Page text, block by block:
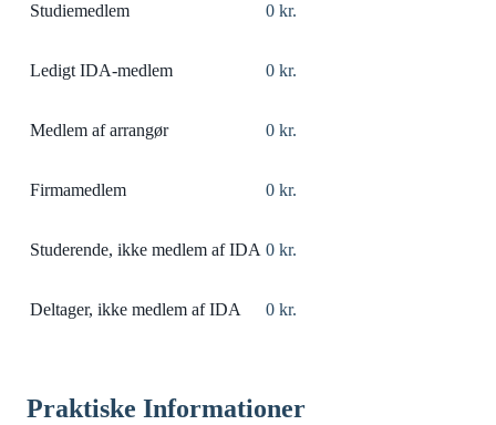
Studiemedlem 0 kr.
Ledigt IDA-medlem 0 kr.
Medlem af arrangør 0 kr.
Firmamedlem 0 kr.
Studerende, ikke medlem af IDA 0 kr.
Deltager, ikke medlem af IDA 0 kr.
Praktiske Informationer